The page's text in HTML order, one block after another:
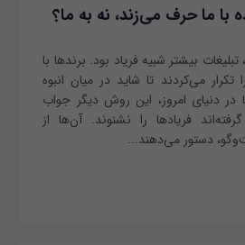
با ما حرف می‌زند، نه به ما؟
بیشتر شبیه فریاد بود. برندها با
می‌کردند تا شاید در میان انبوه
در دنیای امروز، این روش دیگر جواب
فریادها را نشنوند. آن‌ها از
دستور می‌دهند...